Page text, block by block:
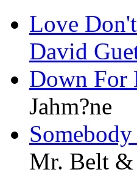
Love
David
Down For
Jahm?ne
Mr. Belt &